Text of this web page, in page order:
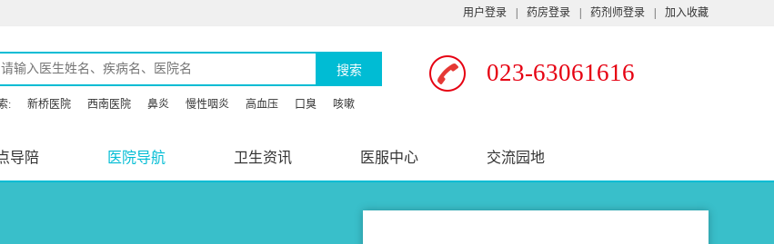
用户登录 药房登录 药剂师登录 加入收藏
搜索 023-63061616
: 新桥医院 西南医院 鼻炎 慢性咽炎 高血压 口臭 咳嗽
导陪 医院导航 卫生资讯 医服中心 交流园地